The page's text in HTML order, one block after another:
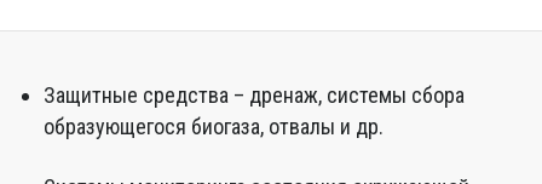
Защитные средства – дренаж, системы сбора
образующегося биогаза, отвалы и др.